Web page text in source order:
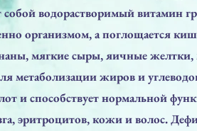
собой водорастворимый витамин
организмом, а поглощается
мягкие сыры, яичные
метаболизации жиров и
и способствует нормальной
эритроцитов, кожи и волос.